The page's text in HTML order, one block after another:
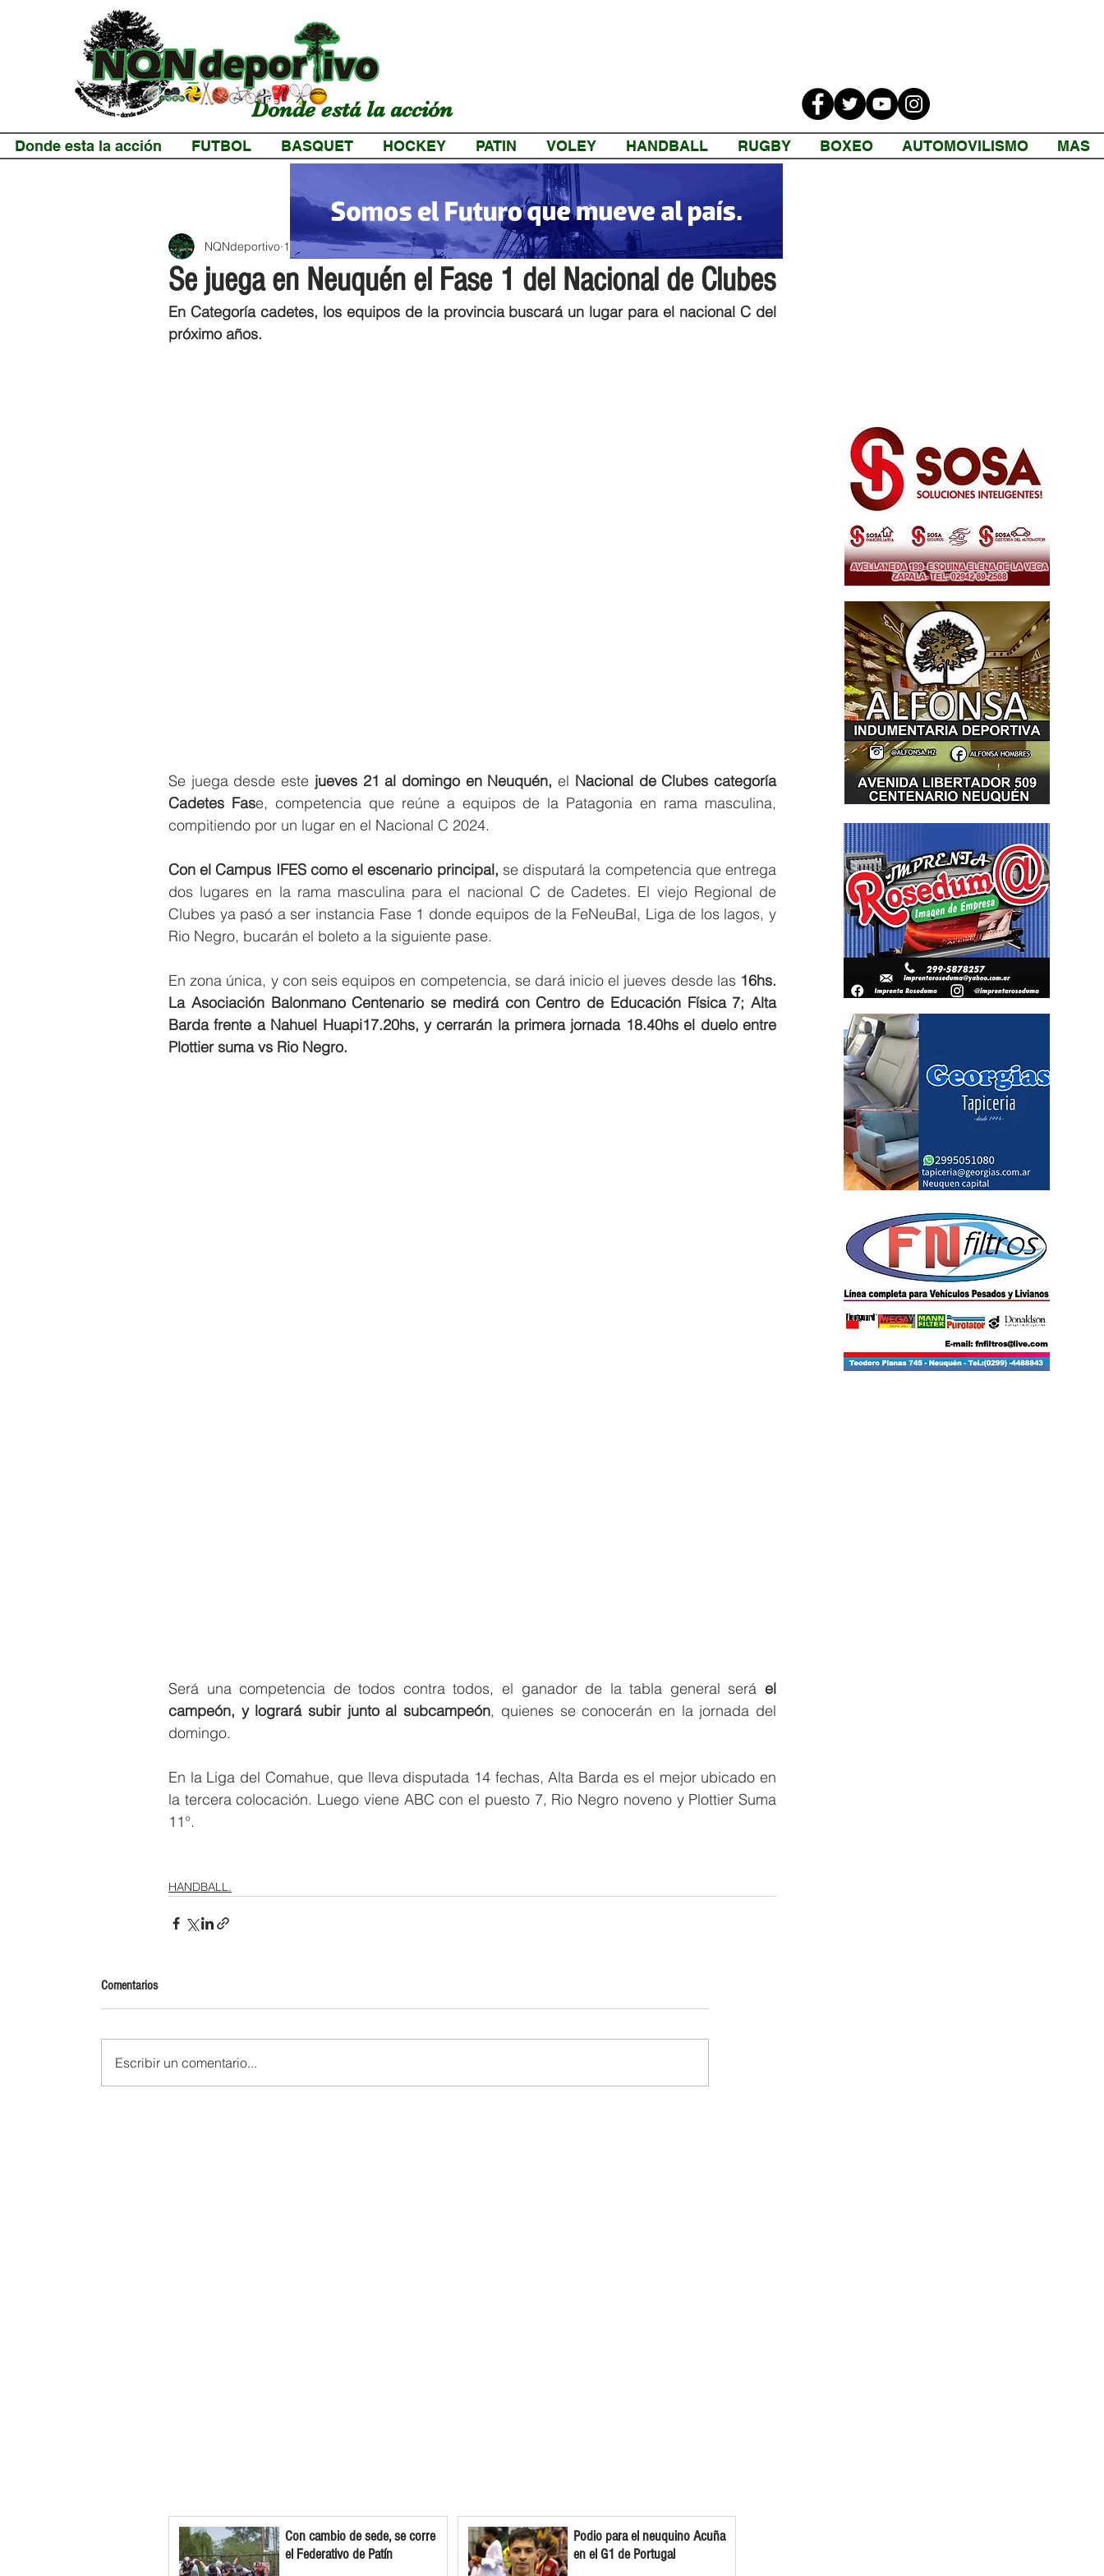
Donde está la acción
Donde esta la acción FUTBOL BASQUET HOCKEY PATIN VOLEY HANDBALL RUGBY BOXEO AUTOMOVILISMO MAS
Se juega en Neuquén el Fase 1 del Nacional de Clubes
NQNdeportivo 1 min de lectura
En Categoría cadetes, los equipos de la provincia buscará un lugar para el nacional C del
próximo años.
Se juega desde este jueves 21 al domingo en Neuquén, el Nacional de Clubes categoría
Cadetes Fase, competencia que reúne a equipos de la Patagonia en rama masculina,
compitiendo por un lugar en el Nacional C 2024.
Con el Campus IFES como el escenario principal, se disputará la competencia que entrega
dos lugares en la rama masculina para el nacional C de Cadetes. El viejo Regional de
Clubes ya pasó a ser instancia Fase 1 donde equipos de la FeNeuBal, Liga de los lagos, y
Rio Negro, bucarán el boleto a la siguiente pase.
En zona única, y con seis equipos en competencia, se dará inicio el jueves desde las 16hs.
La Asociación Balonmano Centenario se medirá con Centro de Educación Física 7; Alta
Barda frente a Nahuel Huapi17.20hs, y cerrarán la primera jornada 18.40hs el duelo entre
Plottier suma vs Rio Negro.
Será una competencia de todos contra todos, el ganador de la tabla general será el
campeón, y logrará subir junto al subcampeón, quienes se conocerán en la jornada del
domingo.
En la Liga del Comahue, que lleva disputada 14 fechas, Alta Barda es el mejor ubicado en
la tercera colocación. Luego viene ABC con el puesto 7, Rio Negro noveno y Plottier Suma
11°.
HANDBALL.
Comentarios
Escribir un comentario...
Con cambio de sede, se corre
el Federativo de Patín
Podio para el neuquino Acuña
en el G1 de Portugal